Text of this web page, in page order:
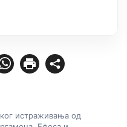
истраживања од